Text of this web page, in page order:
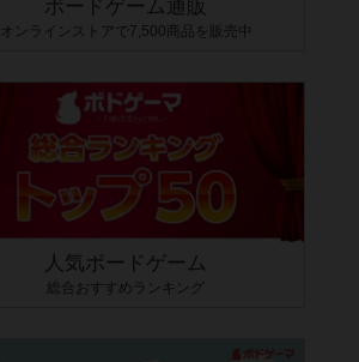
ボードゲーム通販
オンラインストアで7,500商品を販売中
人気ボードゲーム
総合おすすめランキング